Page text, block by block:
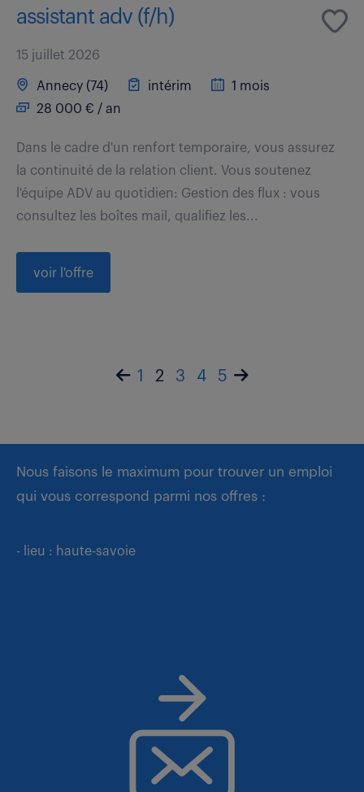
assistant adv (f/h)
15 juillet 2026
Annecy (74) intérim
1 mois
28 000 € / an
Dans le cadre d'un renfort temporaire, vous assurez
la continuité de la relation client. Vous soutenez
l'équipe ADV au quotidien: Gestion des flux : vous
consultez les boîtes mail, qualifiez les...
voir l'offre
1 2 3 4 5
Nous faisons le maximum pour trouver un emploi
qui vous correspond parmi nos offres :
- lieu : haute-savoie